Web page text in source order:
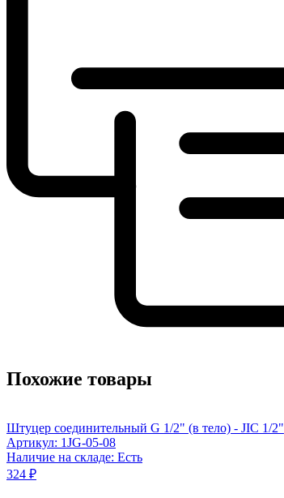
Похожие товары
Штуцер соединительный G 1/2" (в тело) - JIC 1/2"
Артикул: 1JG-05-08
Наличие на складе: Есть
324 ₽